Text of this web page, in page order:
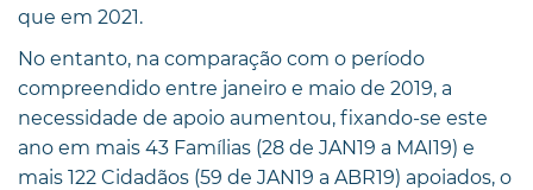
que em 2021.
No entanto, na comparação com o período
compreendido entre janeiro e maio de 2019, a
necessidade de apoio aumentou, fixando-se este
ano em mais 43 Famílias (28 de JAN19 a MAI19) e
mais 122 Cidadãos (59 de JAN19 a ABR19) apoiados, o